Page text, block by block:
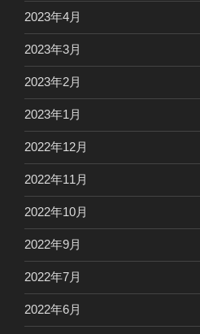
2023年4月
2023年3月
2023年2月
2023年1月
2022年12月
2022年11月
2022年10月
2022年9月
2022年7月
2022年6月